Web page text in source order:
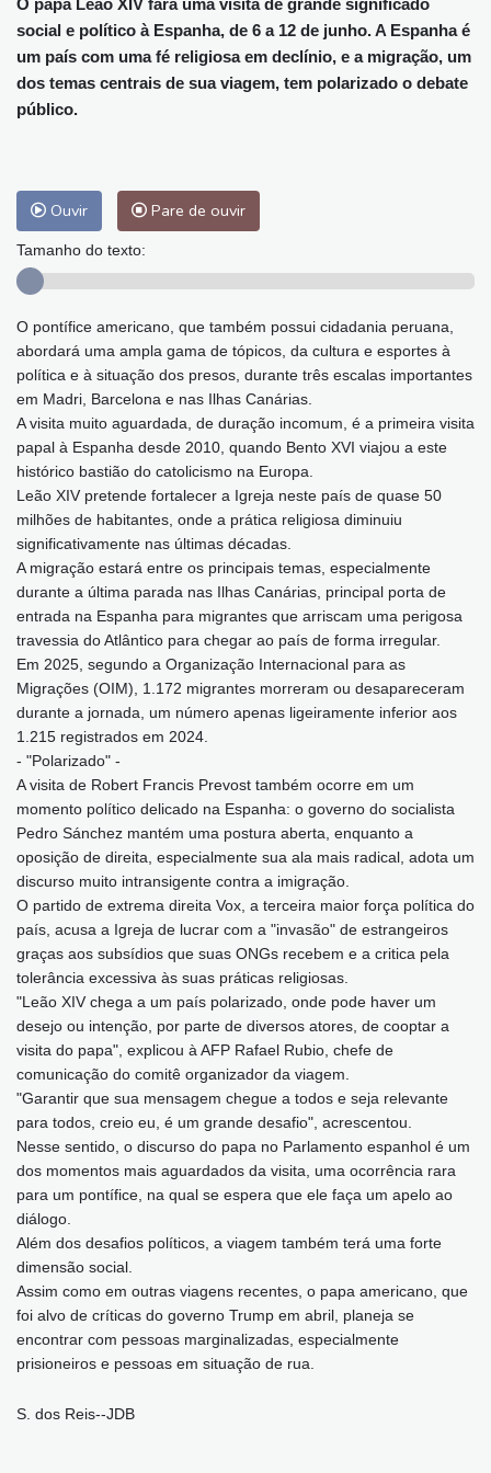
social e político à Espanha, de 6 a 12 de junho. A Espanha é
um país com uma fé religiosa em declínio, e a migração, um
dos temas centrais de sua viagem, tem polarizado o debate
público.
Ouvir Pare de ouvir
Tamanho do texto:
O pontífice americano, que também possui cidadania peruana,
abordará uma ampla gama de tópicos, da cultura e esportes à
política e à situação dos presos, durante três escalas importantes
em Madri, Barcelona e nas Ilhas Canárias.
A visita muito aguardada, de duração incomum, é a primeira visita
papal à Espanha desde 2010, quando Bento XVI viajou a este
histórico bastião do catolicismo na Europa.
Leão XIV pretende fortalecer a Igreja neste país de quase 50
milhões de habitantes, onde a prática religiosa diminuiu
significativamente nas últimas décadas.
A migração estará entre os principais temas, especialmente
durante a última parada nas Ilhas Canárias, principal porta de
entrada na Espanha para migrantes que arriscam uma perigosa
travessia do Atlântico para chegar ao país de forma irregular.
Em 2025, segundo a Organização Internacional para as
Migrações (OIM), 1.172 migrantes morreram ou desapareceram
durante a jornada, um número apenas ligeiramente inferior aos
1.215 registrados em 2024.
- "Polarizado" -
A visita de Robert Francis Prevost também ocorre em um
momento político delicado na Espanha: o governo do socialista
Pedro Sánchez mantém uma postura aberta, enquanto a
oposição de direita, especialmente sua ala mais radical, adota um
discurso muito intransigente contra a imigração.
O partido de extrema direita Vox, a terceira maior força política do
país, acusa a Igreja de lucrar com a "invasão" de estrangeiros
graças aos subsídios que suas ONGs recebem e a critica pela
tolerância excessiva às suas práticas religiosas.
"Leão XIV chega a um país polarizado, onde pode haver um
desejo ou intenção, por parte de diversos atores, de cooptar a
visita do papa", explicou à AFP Rafael Rubio, chefe de
comunicação do comitê organizador da viagem.
"Garantir que sua mensagem chegue a todos e seja relevante
para todos, creio eu, é um grande desafio", acrescentou.
Nesse sentido, o discurso do papa no Parlamento espanhol é um
dos momentos mais aguardados da visita, uma ocorrência rara
para um pontífice, na qual se espera que ele faça um apelo ao
diálogo.
Além dos desafios políticos, a viagem também terá uma forte
dimensão social.
Assim como em outras viagens recentes, o papa americano, que
foi alvo de críticas do governo Trump em abril, planeja se
encontrar com pessoas marginalizadas, especialmente
prisioneiros e pessoas em situação de rua.
S. dos Reis--JDB